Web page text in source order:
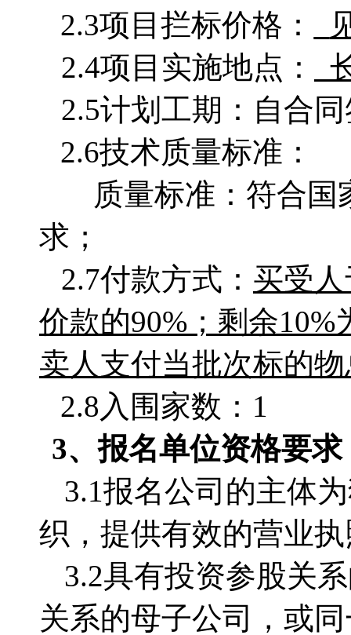
2.3项目拦标价格：
2.4项目实施地点：
2.5计划工期：自
2.6技术质量标准：
质量标准：符合
求；
2.7付款方式： 买受
价款的90%； 剩余10%
卖人支付当批次标的
2.8入围家数：1
3、报名单位资格要求
3.1报名公司的主体
织，提供有效的营业
3.2具有投资参股关
关系的母子公司，或